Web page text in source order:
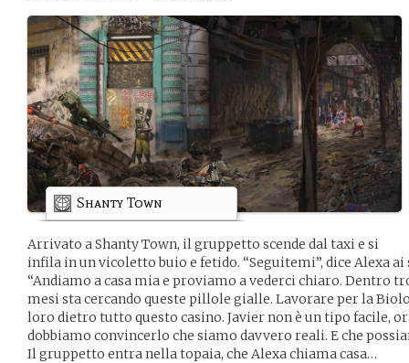
Shanty Town
Arrivato a Shanty Town, il gruppetto scende dal taxi e si
infila in un vicoletto buio e fetido. “Seguitemi”, dice Alexa
“Andiamo a casa mia e proviamo a vederci chiaro. Dentro
mesi sta cercando queste pillole gialle. Lavorare per la
loro dietro tutto questo casino. Javier non è un tipo facile,
dobbiamo convincerlo che siamo davvero reali. E che
Il gruppetto entra nella topaia, che Alexa chiama casa…